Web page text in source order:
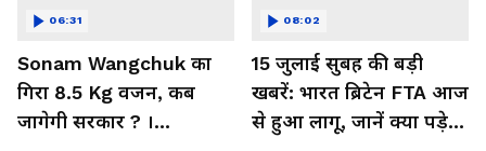
Sonam Wangchuk का
गिरा 8.5 Kg वजन, कब
जागेगी सरकार ? ।
06:31
15 जुलाई सुबह की बड़ी
खबरें: भारत ब्रिटेन FTA आज
से हुआ लागू, जानें क्या पड़ेगा
08:02